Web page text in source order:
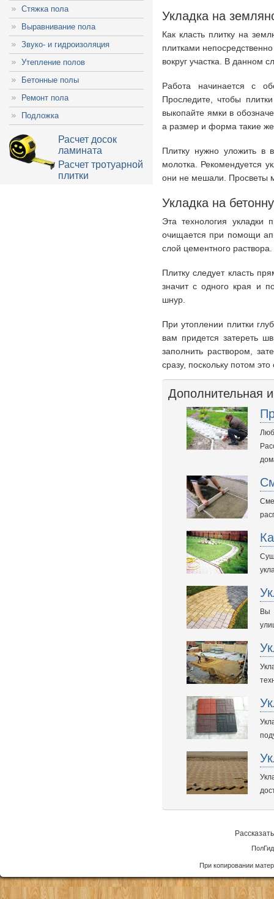
Укладка на
Как класть плитку на
плитками
вокруг участка. В данном
Работа начинается с
Проследите, чтобы
выкопайте ямки в
а размер и форма такие
Плитку нужно уложить в
молотка. Рекомендуется
они не мешали. Просветы
Укладка на
Эта технология укладки
очищается при помощи
слой цементного раствора.
Плитку следует класть
значит с одного края и
шнур.
При утоплении плитки
вам придется затереть
заполнить раствором,
сразу, поскольку потом
Дополнительная
Вы
Стяжка пола
Выравнивание пола
Звуко- и гидроизоляция
Утепление полов
Бетонные полы
Ремонт пола
Подложка
Расчет досок
ламината
Расчет тротуарной
плитки
При копировании